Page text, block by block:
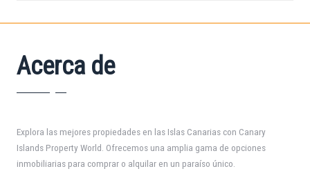
Acerca de
Explora las mejores propiedades en las Islas Canarias con Canary
Islands Property World. Ofrecemos una amplia gama de opciones
inmobiliarias para comprar o alquilar en un paraíso único.